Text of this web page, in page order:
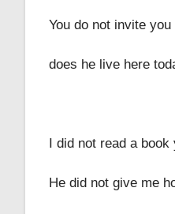
You do not invite
does he live here
I did not read a book
He did not give me